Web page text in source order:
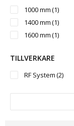
1000 mm(1)
1400 mm(1)
1600 mm(1)
TILLVERKARE
RF System(2)